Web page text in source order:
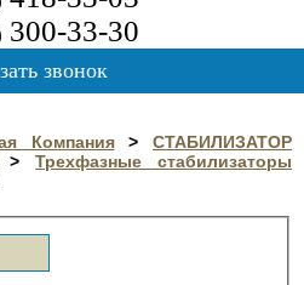
300-33-30
звонок
Компания> СТАБИЛИЗАТОР
Трехфазные стабилизаторы